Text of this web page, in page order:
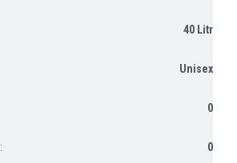
40 Litr
Unisex
0
: 0